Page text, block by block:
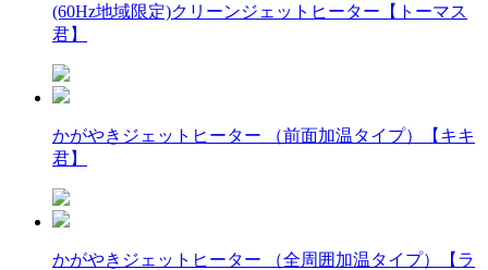
(60Hz地域限定)クリーンジェットヒーター【トーマス
君】
かがやきジェットヒーター （前面加温タイプ）【キキ
君】
かがやきジェットヒーター （全周囲加温タイプ）【ラ